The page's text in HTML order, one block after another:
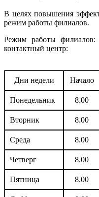
В целях повышения
режим работы филиалов.
Режим работы филиалов:
контактный центр:
Дни недели Начало
Понедельник 8.00
Вторник 8.00
Среда 8.00
Четверг 8.00
Пятница 8.00